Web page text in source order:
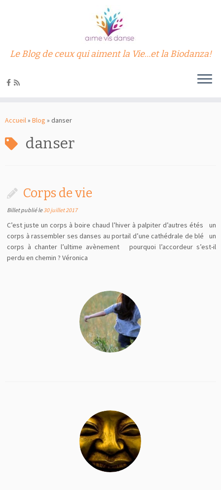
au
Le Blog de ceux qui aiment la Vie…et la Biodanza!
Accueil» Blog » danser
danser
Corps de vie
Billet publié le30 juillet 2017
C’est juste un corps à boire chaud l’hiver à palpiter d’autres étés un
corps à rassembler ses danses au portail d’une cathédrale de blé un
corps à chanter l’ultime avènement pourquoi l’accordeur s’est-il
perdu en chemin ? Véronica